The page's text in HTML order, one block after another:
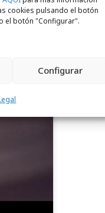
cookies pulsando el botón
el botón "Configurar".
Configurar